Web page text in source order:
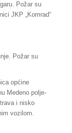
Požar su
JKP „Komrad“
Požar su
općine
Medeno polje-
i nisko
vozilom.